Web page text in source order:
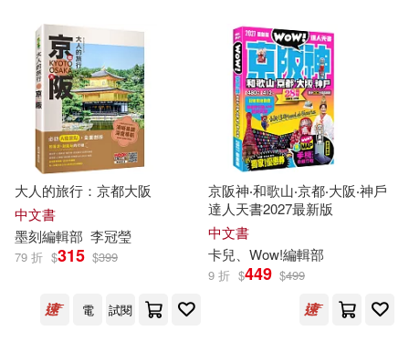
全佛編輯部(61)
信美編輯部(59)
東方編輯部(59)
藏羚羊旅行指南編輯部編著(58)
華碩文化(94)
中國少年兒童出版社(92)
中國計量出版社(84)
大風文創(84) 全國考訊(81)
江蘇鳳凰科學技術出版社(80)
化(80)
大人的旅行：京都大阪
中文書
墨刻編輯部 李冠瑩
79 折 $315 $399
電 試閱
京阪神‧和歌山‧京都‧大阪‧神戶
達人天書2027最新版
中文書
卡兒、Wow!編輯部
9 折 $449 $499